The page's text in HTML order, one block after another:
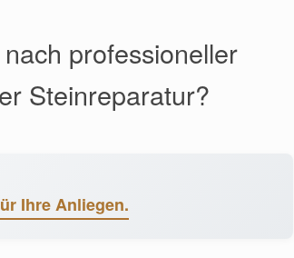
professioneller
Steinreparatur?
Ihre Anliegen.